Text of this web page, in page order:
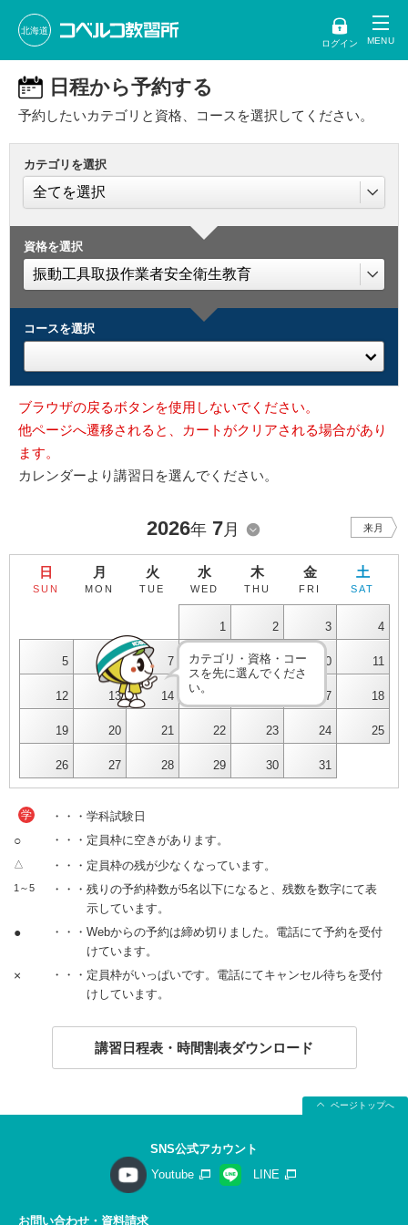
北海道
ログイン
日程から予約する
予約したいカテゴリと資格、コースを選択してください。
カテゴリを選択
資格を選択
コースを選択
ブラウザの戻るボタンを使用しないでください。
他ページへ遷移されると、カートがクリアされる場合があり
ます。
カレンダーより講習日を選んでください。
2026年 7月 来月
日
SUN
月
MON
火
TUE
水
WED
木
THU
金
FRI
土
SAT
1 2 3 4
5 6 7 8 9 10 11
12 13 14 17 18
19 20 21 22 23 24 25
26 27 28 29 30 31
カテゴリ・資格・コー
スを先に選んでくださ
い。
学 ・・・学科試験日
○ ・・・定員枠に空きがあります。
△ ・・・定員枠の残が少なくなっています。
1～5
・・・残りの予約枠数が5名以下になると、残数を数字にて表
示しています。
●
・・・Webからの予約は締め切りました。電話にて予約を受付
けています。
×
・・・定員枠がいっぱいです。電話にてキャンセル待ちを受付
けしています。
講習日程表・時間割表ダウンロード
ページトップへ
SNS公式アカウント
Youtube
LINE
お問い合わせ・資料請求